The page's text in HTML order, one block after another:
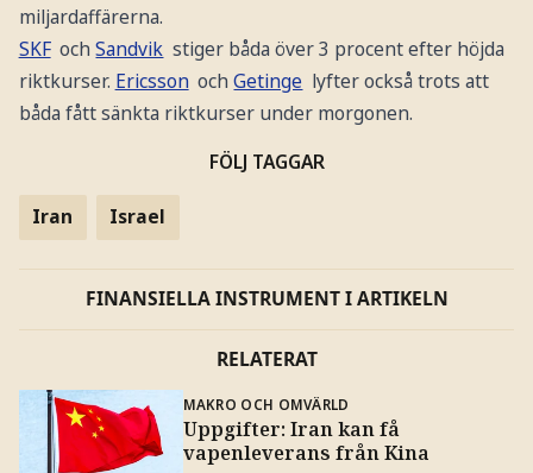
miljardaffärerna.
SKF ochSandvik stiger båda över 3 procent efter höjda
riktkurser. Ericsson ochGetinge lyfter också trots att
båda fått sänkta riktkurser under morgonen.
FÖLJ TAGGAR
Iran Israel
FINANSIELLA INSTRUMENT I ARTIKELN
RELATERAT
MAKRO OCH OMVÄRLD
Uppgifter: Iran kan få
vapenleverans från Kina